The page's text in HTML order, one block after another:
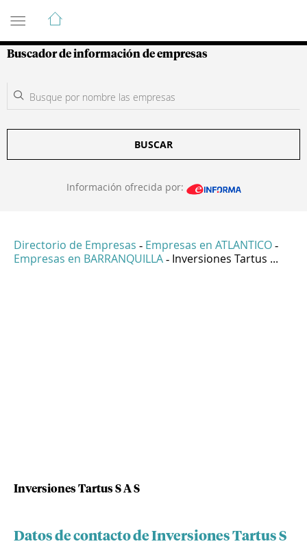
Guía de Empresas Colombianas
Buscador de información de empresas
BUSCAR
Información ofrecida por:
Directorio de Empresas - Empresas en ATLANTICO -
Empresas en BARRANQUILLA - Inversiones Tartus ...
Inversiones Tartus S A S
Datos de contacto de Inversiones Tartus S